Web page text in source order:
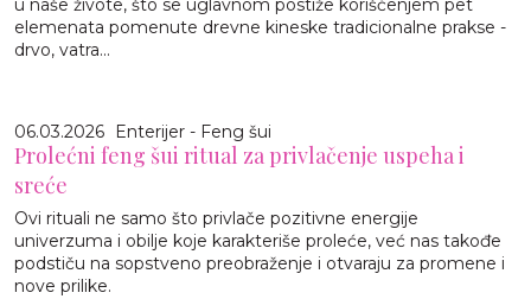
u naše živote, što se uglavnom postiže korišćenjem pet
elemenata pomenute drevne kineske tradicionalne prakse -
drvo, vatra...
06.03.2026 Enterijer - Feng šui
Prolećni feng šui ritual za privlačenje uspeha i
sreće
Ovi rituali ne samo što privlače pozitivne energije
univerzuma i obilje koje karakteriše proleće, već nas takođe
podstiču na sopstveno preobraženje i otvaraju za promene i
nove prilike.